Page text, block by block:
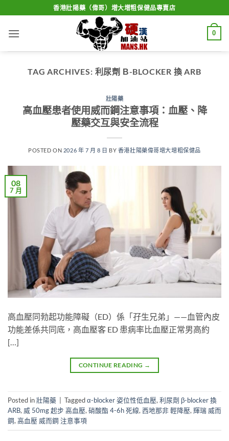
to
content
香港壯陽藥（偉哥）增大增粗保健品專賣店
0
TAG ARCHIVES: 利尿劑 Β-BLOCKER 換 ARB
壯陽藥
高血壓患者使用威而鋼注意事項：血壓、降
壓藥交互與安全流程
POSTED ON 2026 年 7 月 8 日 BY 香港壯陽藥偉哥增大增粗保健品
08
7 月
高血壓同勃起功能障礙（ED）係「孖生兄弟」——血管內皮
功能差係共同底，高血壓客 ED 患病率比血壓正常男高約
[…]
CONTINUE READING →
Posted in壯陽藥 Taggedα-blocker 姿位性低血壓, 利尿劑 β-blocker 換
ARB, 威 50mg 起步 高血壓, 硝酸酯 4-6h 死線, 西地那非 輕降壓, 輝瑞 威而
鋼, 高血壓 威而鋼 注意事項